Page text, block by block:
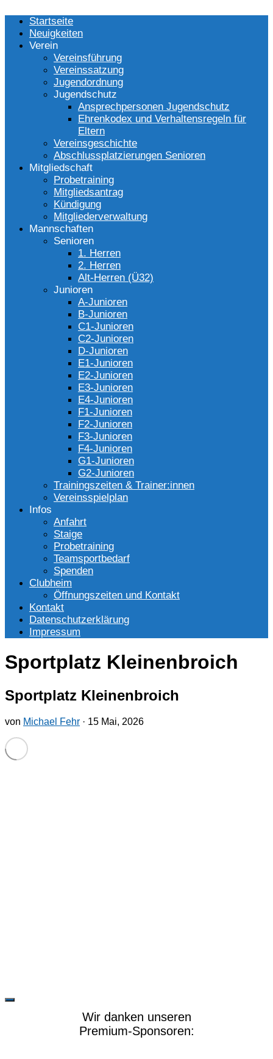
Startseite
Neuigkeiten
Verein
Vereinsführung
Vereinssatzung
Jugendordnung
Jugendschutz
Ansprechpersonen Jugendschutz
Ehrenkodex und Verhaltensregeln für
Eltern
Vereinsgeschichte
Abschlussplatzierungen Senioren
Mitgliedschaft
Probetraining
Mitgliedsantrag
Kündigung
Mitgliederverwaltung
Mannschaften
Senioren
1. Herren
2. Herren
Alt-Herren (Ü32)
Junioren
A-Junioren
B-Junioren
C1-Junioren
C2-Junioren
D-Junioren
E1-Junioren
E2-Junioren
E3-Junioren
E4-Junioren
F1-Junioren
F2-Junioren
F3-Junioren
F4-Junioren
G1-Junioren
G2-Junioren
Trainingszeiten & Trainer:innen
Vereinsspielplan
Infos
Anfahrt
Staige
Probetraining
Teamsportbedarf
Spenden
Clubheim
Öffnungszeiten und Kontakt
Kontakt
Datenschutzerklärung
Impressum
Sportplatz Kleinenbroich
Sportplatz Kleinenbroich
von Michael Fehr · 15 Mai, 2026
Wir danken unseren
Premium-Sponsoren: